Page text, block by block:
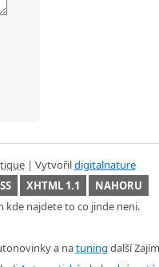
| Vytvořildigitalnature
XHTML 1.1
NAHORU
kde najdete to co jinde neni.
a natuning další